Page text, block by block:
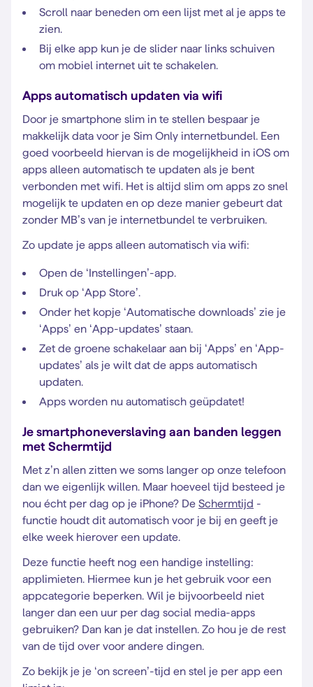
Scroll naar beneden om een lijst met al je apps te
zien.
Bij elke app kun je de slider naar links schuiven
om mobiel internet uit te schakelen.
Apps automatisch updaten via wifi
Door je smartphone slim in te stellen bespaar je
makkelijk data voor je Sim Only internetbundel. Een
goed voorbeeld hiervan is de mogelijkheid in iOS om
apps alleen automatisch te updaten als je bent
verbonden met wifi. Het is altijd slim om apps zo snel
mogelijk te updaten en op deze manier gebeurt dat
zonder MB’s van je internetbundel te verbruiken.
Zo update je apps alleen automatisch via wifi:
Open de ‘Instellingen’-app.
Druk op ‘App Store’.
Onder het kopje ‘Automatische downloads’ zie je
‘Apps’ en ‘App-updates’ staan.
Zet de groene schakelaar aan bij ‘Apps’ en ‘App-
updates’ als je wilt dat de apps automatisch
updaten.
Apps worden nu automatisch geüpdatet!
Je smartphoneverslaving aan banden leggen
met Schermtijd
Met z’n allen zitten we soms langer op onze telefoon
dan we eigenlijk willen. Maar hoeveel tijd besteed je
nou écht per dag op je iPhone? De Schermtijd -
functie houdt dit automatisch voor je bij en geeft je
elke week hierover een update.
Deze functie heeft nog een handige instelling:
applimieten. Hiermee kun je het gebruik voor een
appcategorie beperken. Wil je bijvoorbeeld niet
langer dan een uur per dag social media-apps
gebruiken? Dan kan je dat instellen. Zo hou je de rest
van de tijd over voor andere dingen.
Zo bekijk je je ‘on screen’-tijd en stel je per app een